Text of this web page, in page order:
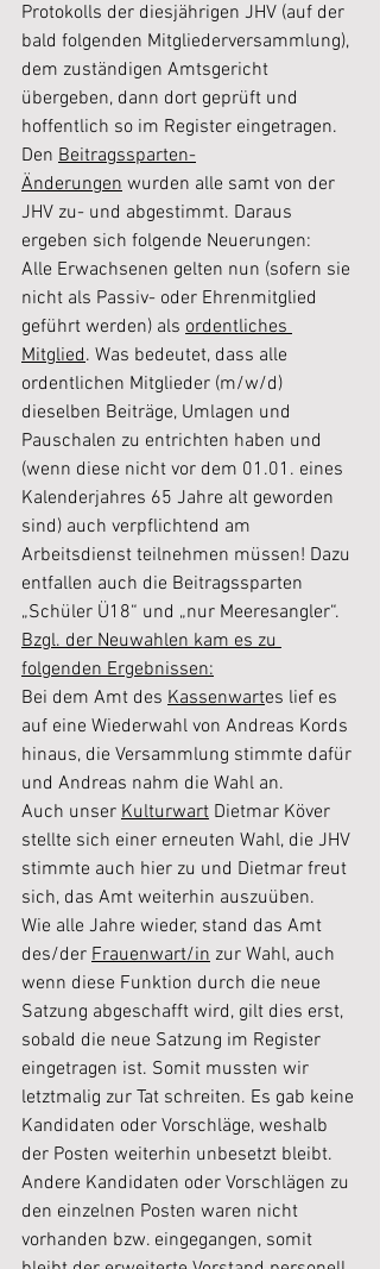
Protokolls der diesjährigen JHV (auf der
bald folgenden Mitgliederversammlung),
dem zuständigen Amtsgericht
übergeben, dann dort geprüft und
hoffentlich so im Register eingetragen.
Den Beitragssparten-
Änderungen wurden alle samt von der
JHV zu- und abgestimmt. Daraus
ergeben sich folgende Neuerungen:
Alle Erwachsenen gelten nun (sofern sie
nicht als Passiv- oder Ehrenmitglied
geführt werden) als ordentliches
Mitglied. Was bedeutet, dass alle
ordentlichen Mitglieder (m/w/d)
dieselben Beiträge, Umlagen und
Pauschalen zu entrichten haben und
(wenn diese nicht vor dem 01.01. eines
Kalenderjahres 65 Jahre alt geworden
sind) auch verpflichtend am
Arbeitsdienst teilnehmen müssen! Dazu
entfallen auch die Beitragssparten
„Schüler Ü18“ und „nur Meeresangler“.
Bzgl. der Neuwahlen kam es zu
folgenden Ergebnissen:
Bei dem Amt des Kassenwartes lief es
auf eine Wiederwahl von Andreas Kords
hinaus, die Versammlung stimmte dafür
und Andreas nahm die Wahl an.
Auch unser Kulturwart Dietmar Köver
stellte sich einer erneuten Wahl, die JHV
stimmte auch hier zu und Dietmar freut
sich, das Amt weiterhin auszuüben.
Wie alle Jahre wieder, stand das Amt
des/der Frauenwart/in zur Wahl, auch
wenn diese Funktion durch die neue
Satzung abgeschafft wird, gilt dies erst,
sobald die neue Satzung im Register
eingetragen ist. Somit mussten wir
letztmalig zur Tat schreiten. Es gab keine
Kandidaten oder Vorschläge, weshalb
der Posten weiterhin unbesetzt bleibt.
Andere Kandidaten oder Vorschlägen zu
den einzelnen Posten waren nicht
vorhanden bzw. eingegangen, somit